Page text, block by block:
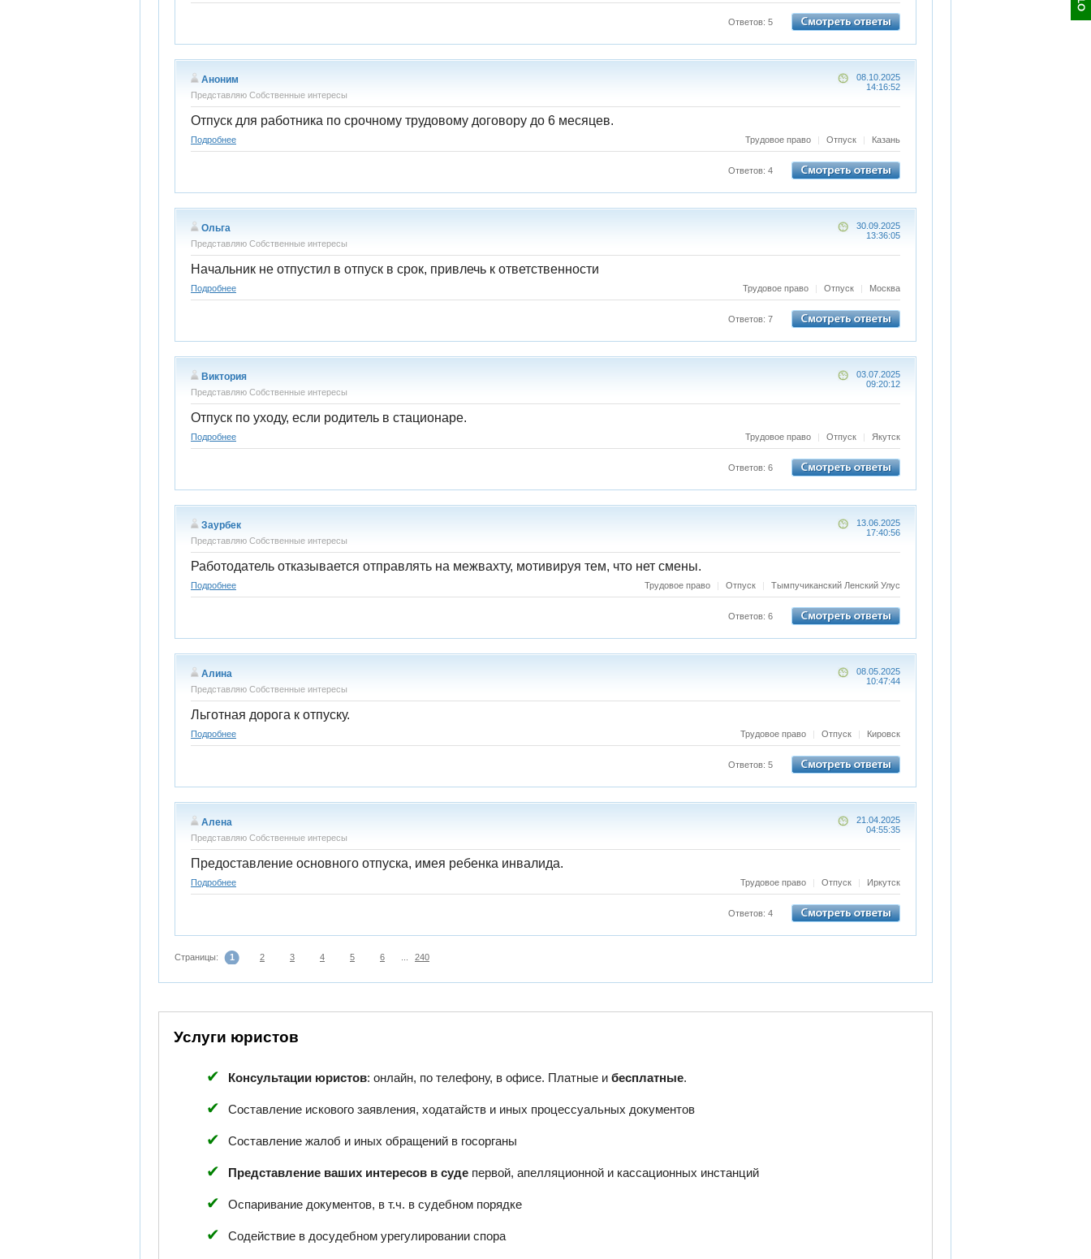
Ответов: 5
Аноним
Представляю Собственные интересы
08.10.2025
14:16:52
Отпуск для работника по срочному трудовому договору до 6 месяцев.
Подробнее Трудовое право | Отпуск | Казань
Ответов: 4
Ольга
Представляю Собственные интересы
30.09.2025
13:36:05
Начальник не отпустил в отпуск в срок, привлечь к ответственности
Подробнее Трудовое право | Отпуск | Москва
Ответов: 7
Виктория
Представляю Собственные интересы
03.07.2025
09:20:12
Отпуск по уходу, если родитель в стационаре.
Подробнее Трудовое право | Отпуск | Якутск
Ответов: 6
Заурбек
Представляю Собственные интересы
13.06.2025
17:40:56
Работодатель отказывается отправлять на межвахту, мотивируя тем, что нет смены.
Подробнее Трудовое право | Отпуск | Тымпучиканский Ленский Улус
Ответов: 6
Алина
Представляю Собственные интересы
08.05.2025
10:47:44
Льготная дорога к отпуску.
Подробнее Трудовое право | Отпуск | Кировск
Ответов: 5
Алена
Представляю Собственные интересы
21.04.2025
04:55:35
Предоставление основного отпуска, имея ребенка инвалида.
Подробнее Трудовое право | Отпуск | Иркутск
Ответов: 4
Страницы: 1 2 3 4 5 6 240
Услуги юристов
Консультации юристов: онлайн, по телефону, в офисе. Платные и бесплатные.
Составление искового заявления, ходатайств и иных процессуальных документов
Составление жалоб и иных обращений в госорганы
Представление ваших интересов в суде первой, апелляционной и кассационных инстанций
Оспаривание документов, в т.ч. в судебном порядке
Содействие в досудебном урегулировании спора